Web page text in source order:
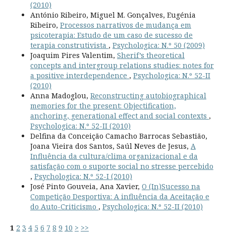
(2010)
António Ribeiro, Miguel M. Gonçalves, Eugénia
Ribeiro, Processos narrativos de mudança em
psicoterapia: Estudo de um caso de sucesso de
terapia construtivista , Psychologica: N.º 50 (2009)
Joaquim Pires Valentim, Sherif’s theoretical
concepts and intergroup relations studies: notes for
a positive interdependence , Psychologica: N.º 52-II
(2010)
Anna Madoglou, Reconstructing autobiographical
memories for the present: Objectification,
anchoring, generational effect and social contexts ,
Psychologica: N.º 52-II (2010)
Delfina da Conceição Camacho Barrocas Sebastião,
Joana Vieira dos Santos, Saúl Neves de Jesus, A
Influência da cultura/clima organizacional e da
satisfação com o suporte social no stresse percebido
, Psychologica: N.º 52-I (2010)
José Pinto Gouveia, Ana Xavier, O (In)Sucesso na
Competição Desportiva: A influência da Aceitação e
do Auto-Criticismo , Psychologica: N.º 52-II (2010)
1 2 3 4 5 6 7 8 9 10 > >>